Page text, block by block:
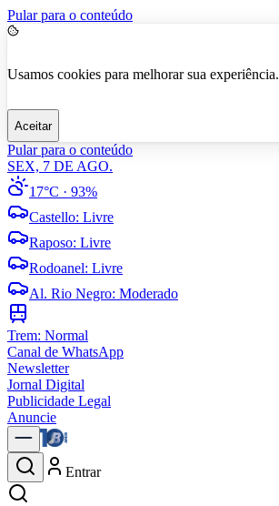
Pular para o conteúdo
Usamos cookies para melhorar sua experiência.
Aceitar
Pular para o conteúdo
SEX, 7 DE AGO.
17°C · 93%
Castello: Livre
Raposo: Livre
Rodoanel: Livre
Al. Rio Negro: Moderado
Trem: Normal
Canal de WhatsApp
Newsletter
Jornal Digital
Publicidade Legal
Anuncie
Entrar